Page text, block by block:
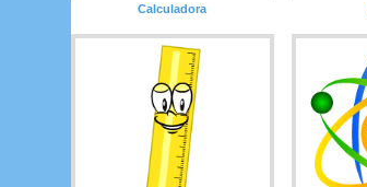
Calculadora